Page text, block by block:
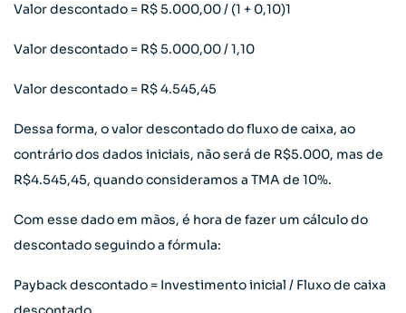
Valor descontado = R$ 5.000,00 / (1 + 0,10)1
Valor descontado = R$ 5.000,00 / 1,10
Valor descontado = R$ 4.545,45
Dessa forma, o valor descontado do fluxo de caixa, ao
contrário dos dados iniciais, não será de R$5.000, mas de
R$4.545,45, quando consideramos a TMA de 10%.
Com esse dado em mãos, é hora de fazer um cálculo do
descontado seguindo a fórmula:
Payback descontado = Investimento inicial / Fluxo de caixa